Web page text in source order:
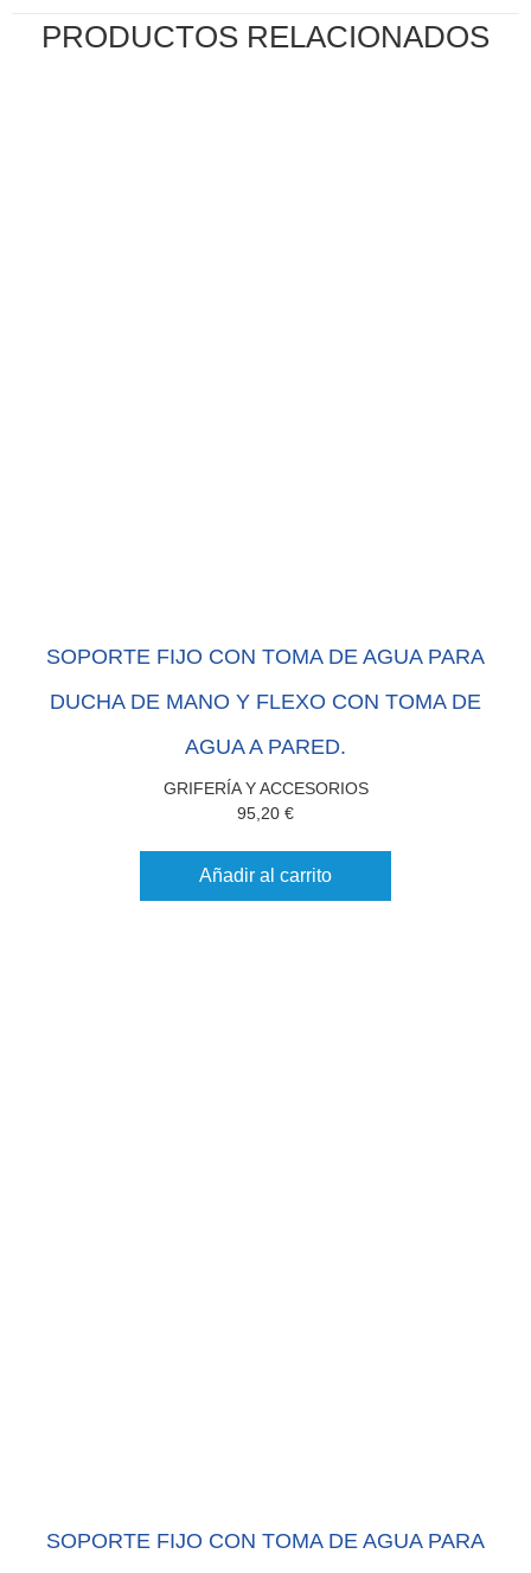
PRODUCTOS RELACIONADOS
SOPORTE FIJO CON TOMA DE AGUA PARA
DUCHA DE MANO Y FLEXO CON TOMA DE
AGUA A PARED.
GRIFERÍA Y ACCESORIOS
95,20 €
Añadir al carrito
SOPORTE FIJO CON TOMA DE AGUA PARA